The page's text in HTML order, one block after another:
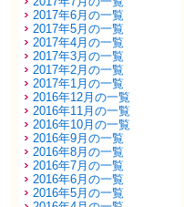
2017年6月の一覧
2017年5月の一覧
2017年4月の一覧
2017年3月の一覧
2017年2月の一覧
2017年1月の一覧
2016年12月の一覧
2016年11月の一覧
2016年10月の一覧
2016年9月の一覧
2016年8月の一覧
2016年7月の一覧
2016年6月の一覧
2016年5月の一覧